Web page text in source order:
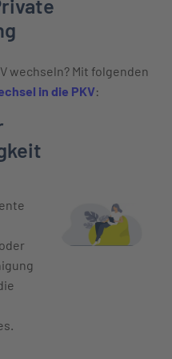
wechseln? Mit folgenden
in die PKV:
mit zeitlichem